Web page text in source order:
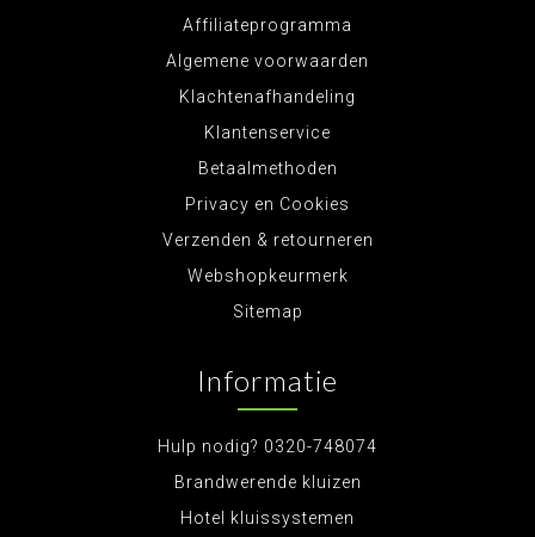
Affiliateprogramma
Algemene voorwaarden
Klachtenafhandeling
Klantenservice
Betaalmethoden
Privacy en Cookies
Verzenden & retourneren
Webshopkeurmerk
Sitemap
Informatie
Hulp nodig? 0320-748074
Brandwerende kluizen
Hotel kluissystemen